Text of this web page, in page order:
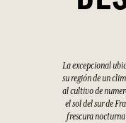
La excepcional
su región de un
al cultivo de
el sol del sur de
frescura